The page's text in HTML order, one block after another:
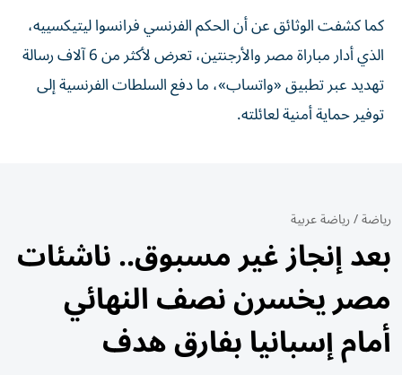
كما كشفت الوثائق عن أن الحكم الفرنسي فرانسوا ليتيكسييه،
الذي أدار مباراة مصر والأرجنتين، تعرض لأكثر من 6 آلاف رسالة
تهديد عبر تطبيق «واتساب»، ما دفع السلطات الفرنسية إلى
توفير حماية أمنية لعائلته.
رياضة/رياضة عربية
بعد إنجاز غير مسبوق.. ناشئات
مصر يخسرن نصف النهائي
أمام إسبانيا بفارق هدف